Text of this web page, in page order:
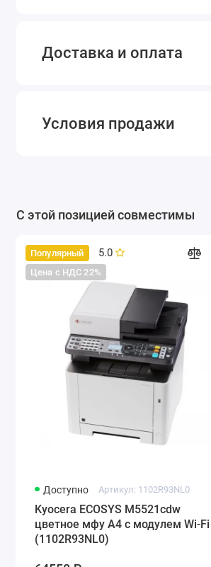
Доставка и оплата
Условия продажи
С этой позицией совместимы
Популярный
Цена с НДС 22%
5.0
Доступно Артикул: 1102R93NL0
Kyocera ECOSYS M5521cdw
цветное мфу A4 с модулем Wi-Fi
(1102R93NL0)